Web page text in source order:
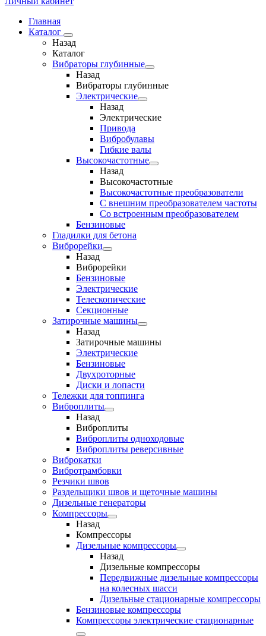
Главная
Каталог
Назад
Каталог
Вибраторы глубинные
Назад
Вибраторы глубинные
Электрические
Назад
Электрические
Привода
Вибробулавы
Гибкие валы
Высокочастотные
Назад
Высокочастотные
Высокочастотные преобразователи
С внешним преобразователем частоты
Cо встроенным преобразователем
Бензиновые
Гладилки для бетона
Виброрейки
Назад
Виброрейки
Бензиновые
Электрические
Телескопические
Секционные
Затирочные машины
Назад
Затирочные машины
Электрические
Бензиновые
Двухроторные
Диски и лопасти
Тележки для топпинга
Виброплиты
Назад
Виброплиты
Виброплиты одноходовые
Виброплиты реверсивные
Виброкатки
Вибротрамбовки
Резчики швов
Раздельщики швов и щеточные машины
Дизельные генераторы
Компрессоры
Назад
Компрессоры
Дизельные компрессоры
Назад
Дизельные компрессоры
Передвижные дизельные компрессоры
на колесных шасси
Дизельные стационарные компрессоры
Бензиновые компрессоры
Компрессоры электрические стационарные